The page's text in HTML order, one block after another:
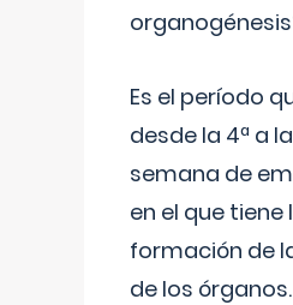
Es el período
desde la 4ª a
semana de
en el que tiene
formación de
de los órganos.